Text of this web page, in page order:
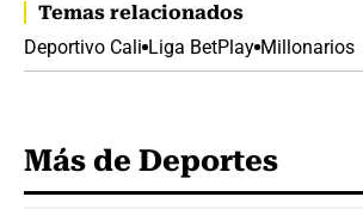
Temas relacionados
Deportivo Cali Liga BetPlay Millonarios
Más de Deportes